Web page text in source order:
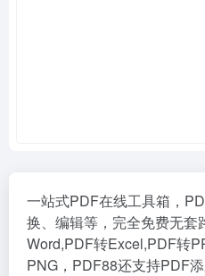
一站式PDF在线工具箱，
换、编辑等，完全免费无套
Word,PDF转Excel,PDF转
PNG，PDF88还支持PDF